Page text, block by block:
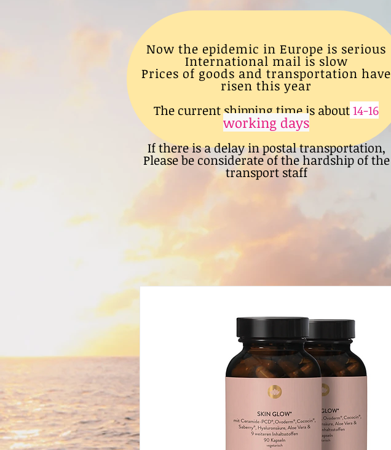
Now the epidemic in Europe is serious
International mail is slow
Prices of goods and transportation have
risen this year
The current shipping time is about14-16
working days
If there is a delay in postal transportation,
Please be considerate of the hardship of the
transport staff